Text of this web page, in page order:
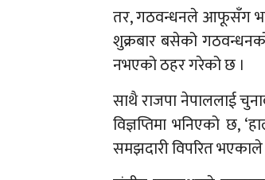
तर, गठवन्धनले आफूसँग
शुक्रबार बसेको
नभएको ठहर गरेको छ ।
साथै राजपा नेपाललाई
विज्ञप्तिमा भनिएको छ,
समझदारी विपरित भएकाले